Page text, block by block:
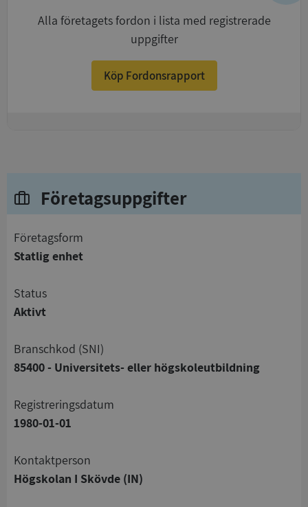
Alla företagets fordon i lista med registrerade
uppgifter
Köp Fordonsrapport
Företagsuppgifter
företagsform
Statlig enhet
status
Aktivt
branschkod (SNI)
85400 - Universitets- eller högskoleutbildning
registreringsdatum
1980-01-01
Kontaktperson
Högskolan I Skövde (IN)